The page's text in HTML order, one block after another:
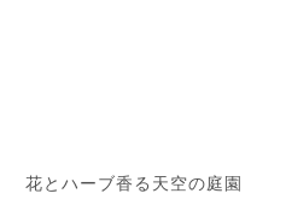
花とハーブ香る天空の庭園